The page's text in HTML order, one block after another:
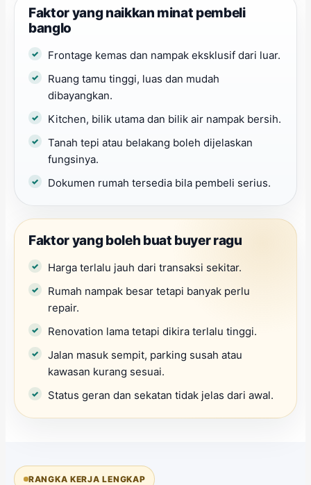
Faktor yang naikkan minat pembeli
banglo
Frontage kemas dan nampak eksklusif dari luar.
Ruang tamu tinggi, luas dan mudah
dibayangkan.
Kitchen, bilik utama dan bilik air nampak bersih.
Tanah tepi atau belakang boleh dijelaskan
fungsinya.
Dokumen rumah tersedia bila pembeli serius.
Faktor yang boleh buat buyer ragu
Harga terlalu jauh dari transaksi sekitar.
Rumah nampak besar tetapi banyak perlu
repair.
Renovation lama tetapi dikira terlalu tinggi.
Jalan masuk sempit, parking susah atau
kawasan kurang sesuai.
Status geran dan sekatan tidak jelas dari awal.
RANGKA KERJA LENGKAP